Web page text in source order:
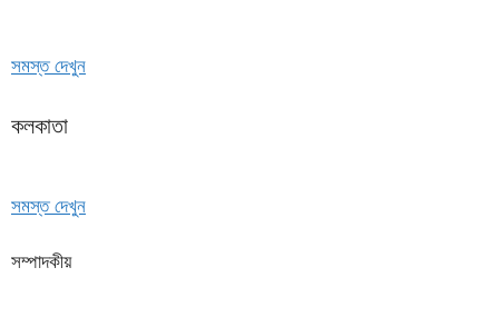
সমস্ত দেখুন
কলকাতা
সমস্ত দেখুন
সম্পাদকীয়